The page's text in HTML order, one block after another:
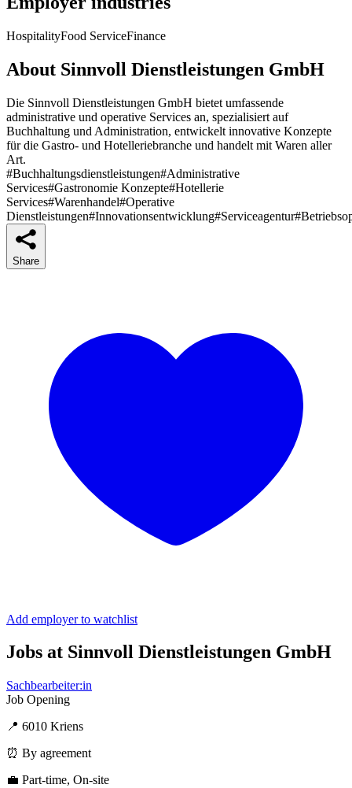
HospitalityFood ServiceFinance
About Sinnvoll Dienstleistungen GmbH
Die Sinnvoll Dienstleistungen GmbH bietet umfassende
administrative und operative Services an, spezialisiert auf
Buchhaltung und Administration, entwickelt innovative Konzepte
für die Gastro- und Hotelleriebranche und handelt mit Waren aller
Art.
#Buchhaltungsdienstleistungen#Administrative
Services#Gastronomie Konzepte#Hotellerie
Services#Warenhandel#Operative
Dienstleistungen#Innovationsentwicklung#Serviceagentur
Share
Add employer to watchlist
Jobs at Sinnvoll Dienstleistungen GmbH
Sachbearbeiter:in
Job Opening
📍 6010 Kriens
⏰ By agreement
💼 Part-time, On-site